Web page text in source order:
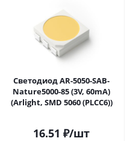
Светодиод AR-5050-SAB-
Nature5000-85 (3V, 60mA)
(Arlight, SMD 5060 (PLCC6))
16.51 ₽/шт